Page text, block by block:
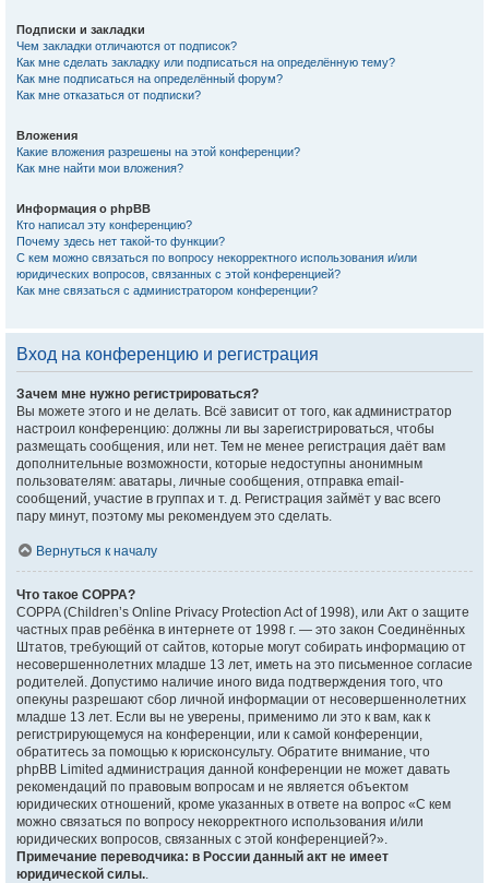
Подписки и закладки
Чем закладки отличаются от подписок?
Как мне сделать закладку или подписаться на определённую тему?
Как мне подписаться на определённый форум?
Как мне отказаться от подписки?
Вложения
Какие вложения разрешены на этой конференции?
Как мне найти мои вложения?
Информация о phpBB
Кто написал эту конференцию?
Почему здесь нет такой-то функции?
С кем можно связаться по вопросу некорректного использования и/или
юридических вопросов, связанных с этой конференцией?
Как мне связаться с администратором конференции?
Вход на конференцию и регистрация
Зачем мне нужно регистрироваться?
Вы можете этого и не делать. Всё зависит от того, как администратор
настроил конференцию: должны ли вы зарегистрироваться, чтобы
размещать сообщения, или нет. Тем не менее регистрация даёт вам
дополнительные возможности, которые недоступны анонимным
пользователям: аватары, личные сообщения, отправка email-
сообщений, участие в группах и т. д. Регистрация займёт у вас всего
пару минут, поэтому мы рекомендуем это сделать.
Вернуться к началу
Что такое COPPA?
COPPA (Children’s Online Privacy Protection Act of 1998), или Акт о защите
частных прав ребёнка в интернете от 1998 г. — это закон Соединённых
Штатов, требующий от сайтов, которые могут собирать информацию от
несовершеннолетних младше 13 лет, иметь на это письменное согласие
родителей. Допустимо наличие иного вида подтверждения того, что
опекуны разрешают сбор личной информации от несовершеннолетних
младше 13 лет. Если вы не уверены, применимо ли это к вам, как к
регистрирующемуся на конференции, или к самой конференции,
обратитесь за помощью к юрисконсульту. Обратите внимание, что
phpBB Limited администрация данной конференции не может давать
рекомендаций по правовым вопросам и не является объектом
юридических отношений, кроме указанных в ответе на вопрос «С кем
можно связаться по вопросу некорректного использования и/или
юридических вопросов, связанных с этой конференцией?».
Примечание переводчика: в России данный акт не имеет
юридической силы..